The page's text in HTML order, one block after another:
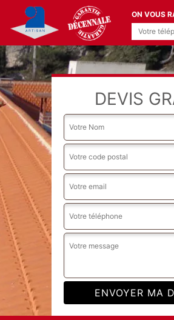
ON VOUS
DEVIS